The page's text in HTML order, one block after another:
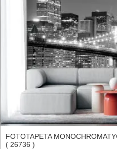
FOTOTAPETA
( 26736 )